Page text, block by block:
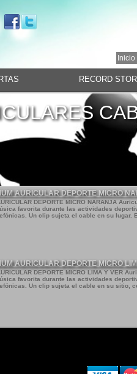
Inicio
RECORD
AURICULAR DEPORTE MICRO
DEPORTE MICRO NARANJA
favorita durante las actividades
Un clip sujeta el cable en su lugar.
AURICULAR DEPORTE MICRO
DEPORTE MICRO LIMA Y VER
favorita durante las actividades
Un clip sujeta el cable en su sitio,